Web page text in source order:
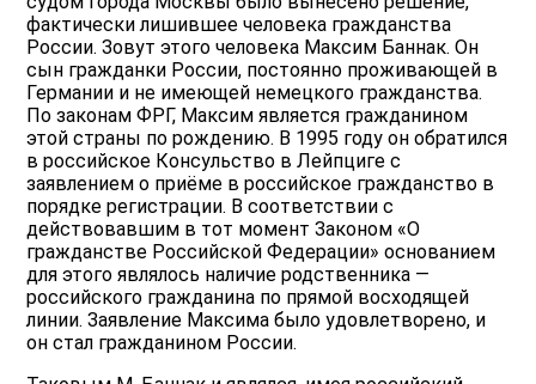
фактически лишившее человека гражданства
России. Зовут этого человека Максим Баннак. Он
сын гражданки России, постоянно проживающей в
Германии и не имеющей немецкого гражданства.
По законам ФРГ, Максим является гражданином
этой страны по рождению. В 1995 году он обратился
в российское Консульство в Лейпциге с
заявлением о приёме в российское гражданство в
порядке регистрации. В соответствии с
действовавшим в тот момент Законом «О
гражданстве Российской Федерации» основанием
для этого являлось наличие родственника —
российского гражданина по прямой восходящей
линии. Заявление Максима было удовлетворено, и
он стал гражданином России.